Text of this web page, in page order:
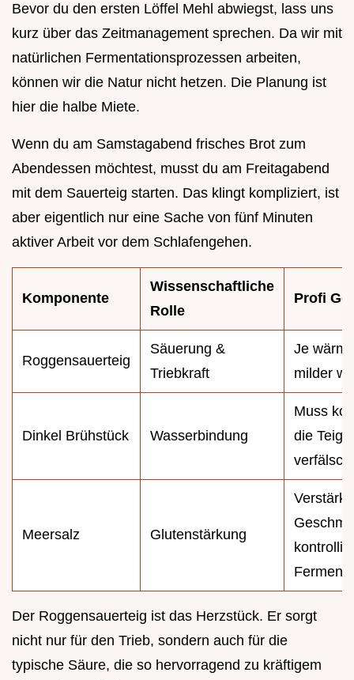
Bevor du den ersten Löffel Mehl abwiegst, lass uns
kurz über das Zeitmanagement sprechen. Da wir mit
natürlichen Fermentationsprozessen arbeiten,
können wir die Natur nicht hetzen. Die Planung ist
hier die halbe Miete.
Wenn du am Samstagabend frisches Brot zum
Abendessen möchtest, musst du am Freitagabend
mit dem Sauerteig starten. Das klingt kompliziert, ist
aber eigentlich nur eine Sache von fünf Minuten
aktiver Arbeit vor dem Schlafengehen.
Komponente
Wissenschaftliche
Rolle
Profi
Roggensauerteig
Säuerung &
Triebkraft
Je
milder
Dinkel Brühstück Wasserbindung
Muss
die
Meersalz Glutenstärkung
Der Roggensauerteig ist das Herzstück. Er sorgt
nicht nur für den Trieb, sondern auch für die
typische Säure, die so hervorragend zu kräftigem